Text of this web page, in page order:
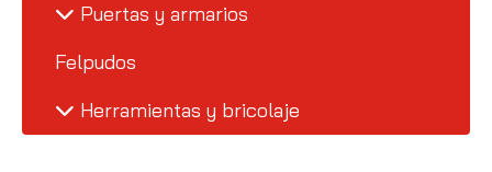
Puertas y armarios
Felpudos
Herramientas y bricolaje